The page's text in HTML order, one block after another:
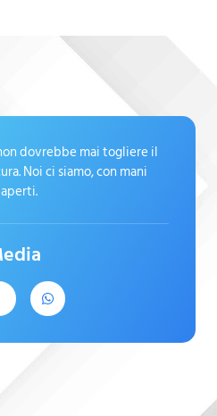
dovrebbe mai togliere il
Noi ci siamo, con mani